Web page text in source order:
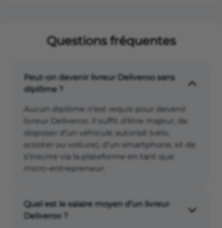
Questions fréquentes
Peut-on devenir livreur Deliveroo sans
diplôme ?
Aucun diplôme n’est requis pour devenir
livreur Deliveroo. Il suffit d’être majeur, de
disposer d’un véhicule autorisé (vélo,
scooter ou voiture), d’un smartphone, et de
s’inscrire via la plateforme en tant que
micro-entrepreneur.
Quel est le salaire moyen d’un livreur
Deliveroo ?